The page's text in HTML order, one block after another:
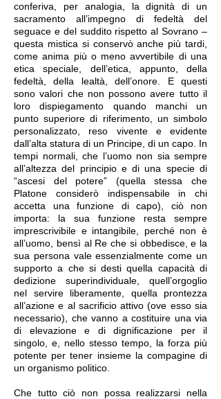
conferiva, per analogia, la dignità di un
sacramento all’impegno di fedeltà del
seguace e del suddito rispetto al Sovrano –
questa mistica si conservò anche più tardi,
come anima più o meno avvertibile di una
etica speciale, dell’etica, appunto, della
fedeltà, della lealtà, dell’onore. E questi
sono valori che non possono avere tutto il
loro dispiegamento quando manchi un
punto superiore di riferimento, un simbolo
personalizzato, reso vivente e evidente
dall’alta statura di un Principe, di un capo. In
tempi normali, che l’uomo non sia sempre
all’altezza del principio e di una specie di
“ascesi del potere” (quella stessa che
Platone considerò indispensabile in chi
accetta una funzione di capo), ciò non
importa: la sua funzione resta sempre
imprescrivibile e intangibile, perché non è
all’uomo, bensì al Re che si obbedisce, e la
sua persona vale essenzialmente come un
supporto a che si desti quella capacità di
dedizione superindividuale, quell’orgoglio
nel servire liberamente, quella prontezza
all’azione e al sacrificio attivo (ove esso sia
necessario), che vanno a costituire una via
di elevazione e di dignificazione per il
singolo, e, nello stesso tempo, la forza più
potente per tener insieme la compagine di
un organismo politico.
Che tutto ciò non possa realizzarsi nella